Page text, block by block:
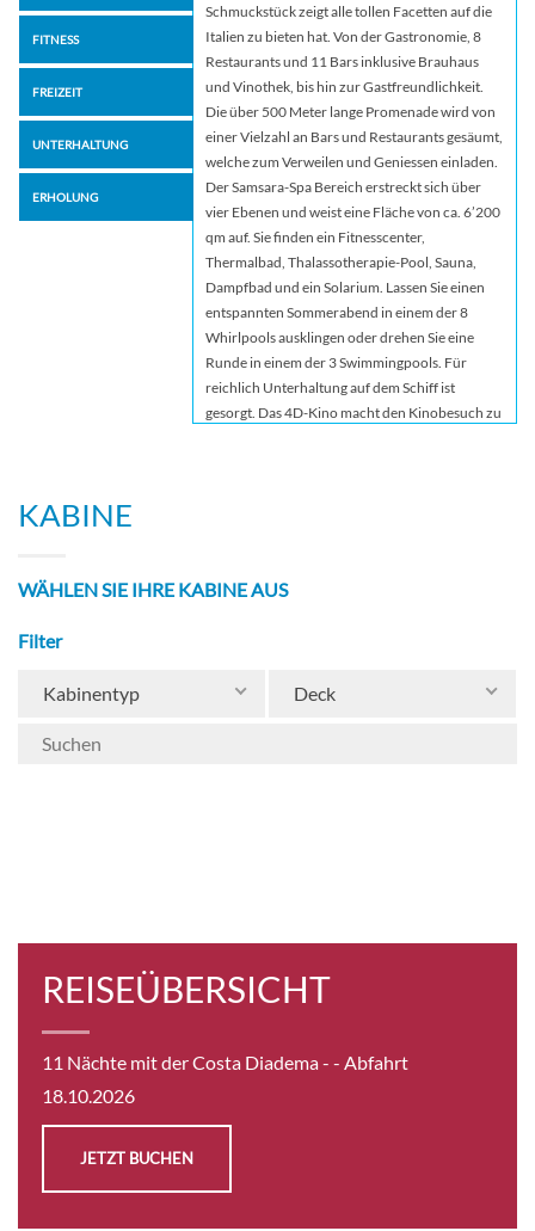
FITNESS
FREIZEIT
UNTERHALTUNG
ERHOLUNG
Schmuckstück zeigt alle tollen Facetten auf die
Italien zu bieten hat. Von der Gastronomie, 8
Restaurants und 11 Bars inklusive Brauhaus
und Vinothek, bis hin zur Gastfreundlichkeit.
Die über 500 Meter lange Promenade wird von
einer Vielzahl an Bars und Restaurants gesäumt,
welche zum Verweilen und Geniessen einladen.
Der Samsara-Spa Bereich erstreckt sich über
vier Ebenen und weist eine Fläche von ca. 6’200
qm auf. Sie finden ein Fitnesscenter,
Thermalbad, Thalassotherapie-Pool, Sauna,
Dampfbad und ein Solarium. Lassen Sie einen
entspannten Sommerabend in einem der 8
Whirlpools ausklingen oder drehen Sie eine
Runde in einem der 3 Swimmingpools. Für
reichlich Unterhaltung auf dem Schiff ist
gesorgt. Das 4D-Kino macht den Kinobesuch zu
beim Laser-Tag spielen, mit dem Grand-Prix-
KABINE
WÄHLEN SIE IHRE KABINE AUS
Filter
Kabinentyp Deck
REISEÜBERSICHT
11 Nächte mit der Costa Diadema - - Abfahrt
18.10.2026
JETZT BUCHEN